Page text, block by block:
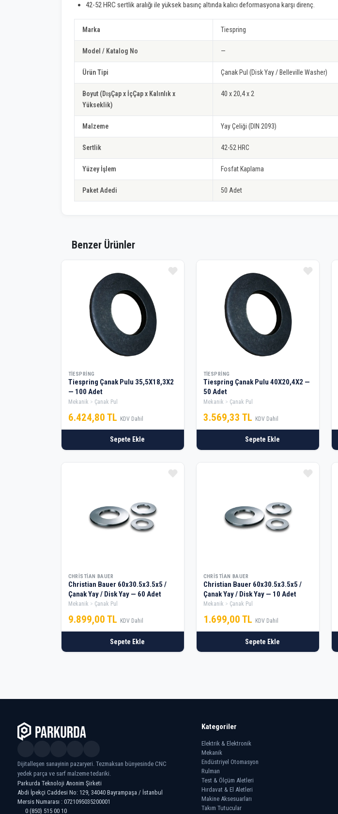
42-52 HRC sertlik aralığı ile yüksek basınç altında kalıcı deformasyona karşı direnç.
Marka Tiespring
Model / Katalog No —
Ürün Tipi Çanak Pul (Disk Yay / Belleville Washer)
Boyut (DışÇap x İçÇap x Kalınlık x
Yükseklik)
40 x 20,4 x 2
Malzeme Yay Çeliği (DIN 2093)
Sertlik 42-52 HRC
Yüzey İşlem Fosfat Kaplama
Paket Adedi 50 Adet
Benzer Ürünler
TIESPRING
Tiespring Çanak Pulu 35,5X18,3X2
— 100 Adet
Mekanik Çanak Pul
6.424,80 TL KDV Dahil
Sepete Ekle
TIESPRING
Tiespring Çanak Pulu 40X20,4X2 —
50 Adet
Mekanik Çanak Pul
3.569,33 TL KDV Dahil
Sepete Ekle
CHRISTIAN BAUER
Christian Bauer 60x30.5x3.5x5 /
Çanak Yay / Disk Yay — 60 Adet
Mekanik Çanak Pul
9.899,00 TL KDV Dahil
Sepete Ekle
CHRISTIAN BAUER
Christian Bauer 60x30.5x3.5x5 /
Çanak Yay / Disk Yay — 10 Adet
Mekanik Çanak Pul
1.699,00 TL KDV Dahil
Sepete Ekle
Dijitalleşen sanayinin pazaryeri. Tezmaksan bünyesinde CNC
yedek parça ve sarf malzeme tedariki.
Parkurda Teknoloji Anonim Şirketi
Abdi İpekçi Caddesi No: 129, 34040 Bayrampaşa / İstanbul
Mersis Numarası : 0721095035200001
0 (850) 515 00 10
Kategoriler
Elektrik & Elektronik
Mekanik
Endüstriyel Otomasyon
Rulman
Test & Ölçüm Aletleri
Hırdavat & El Aletleri
Makine Aksesuarları
Takım Tutucular